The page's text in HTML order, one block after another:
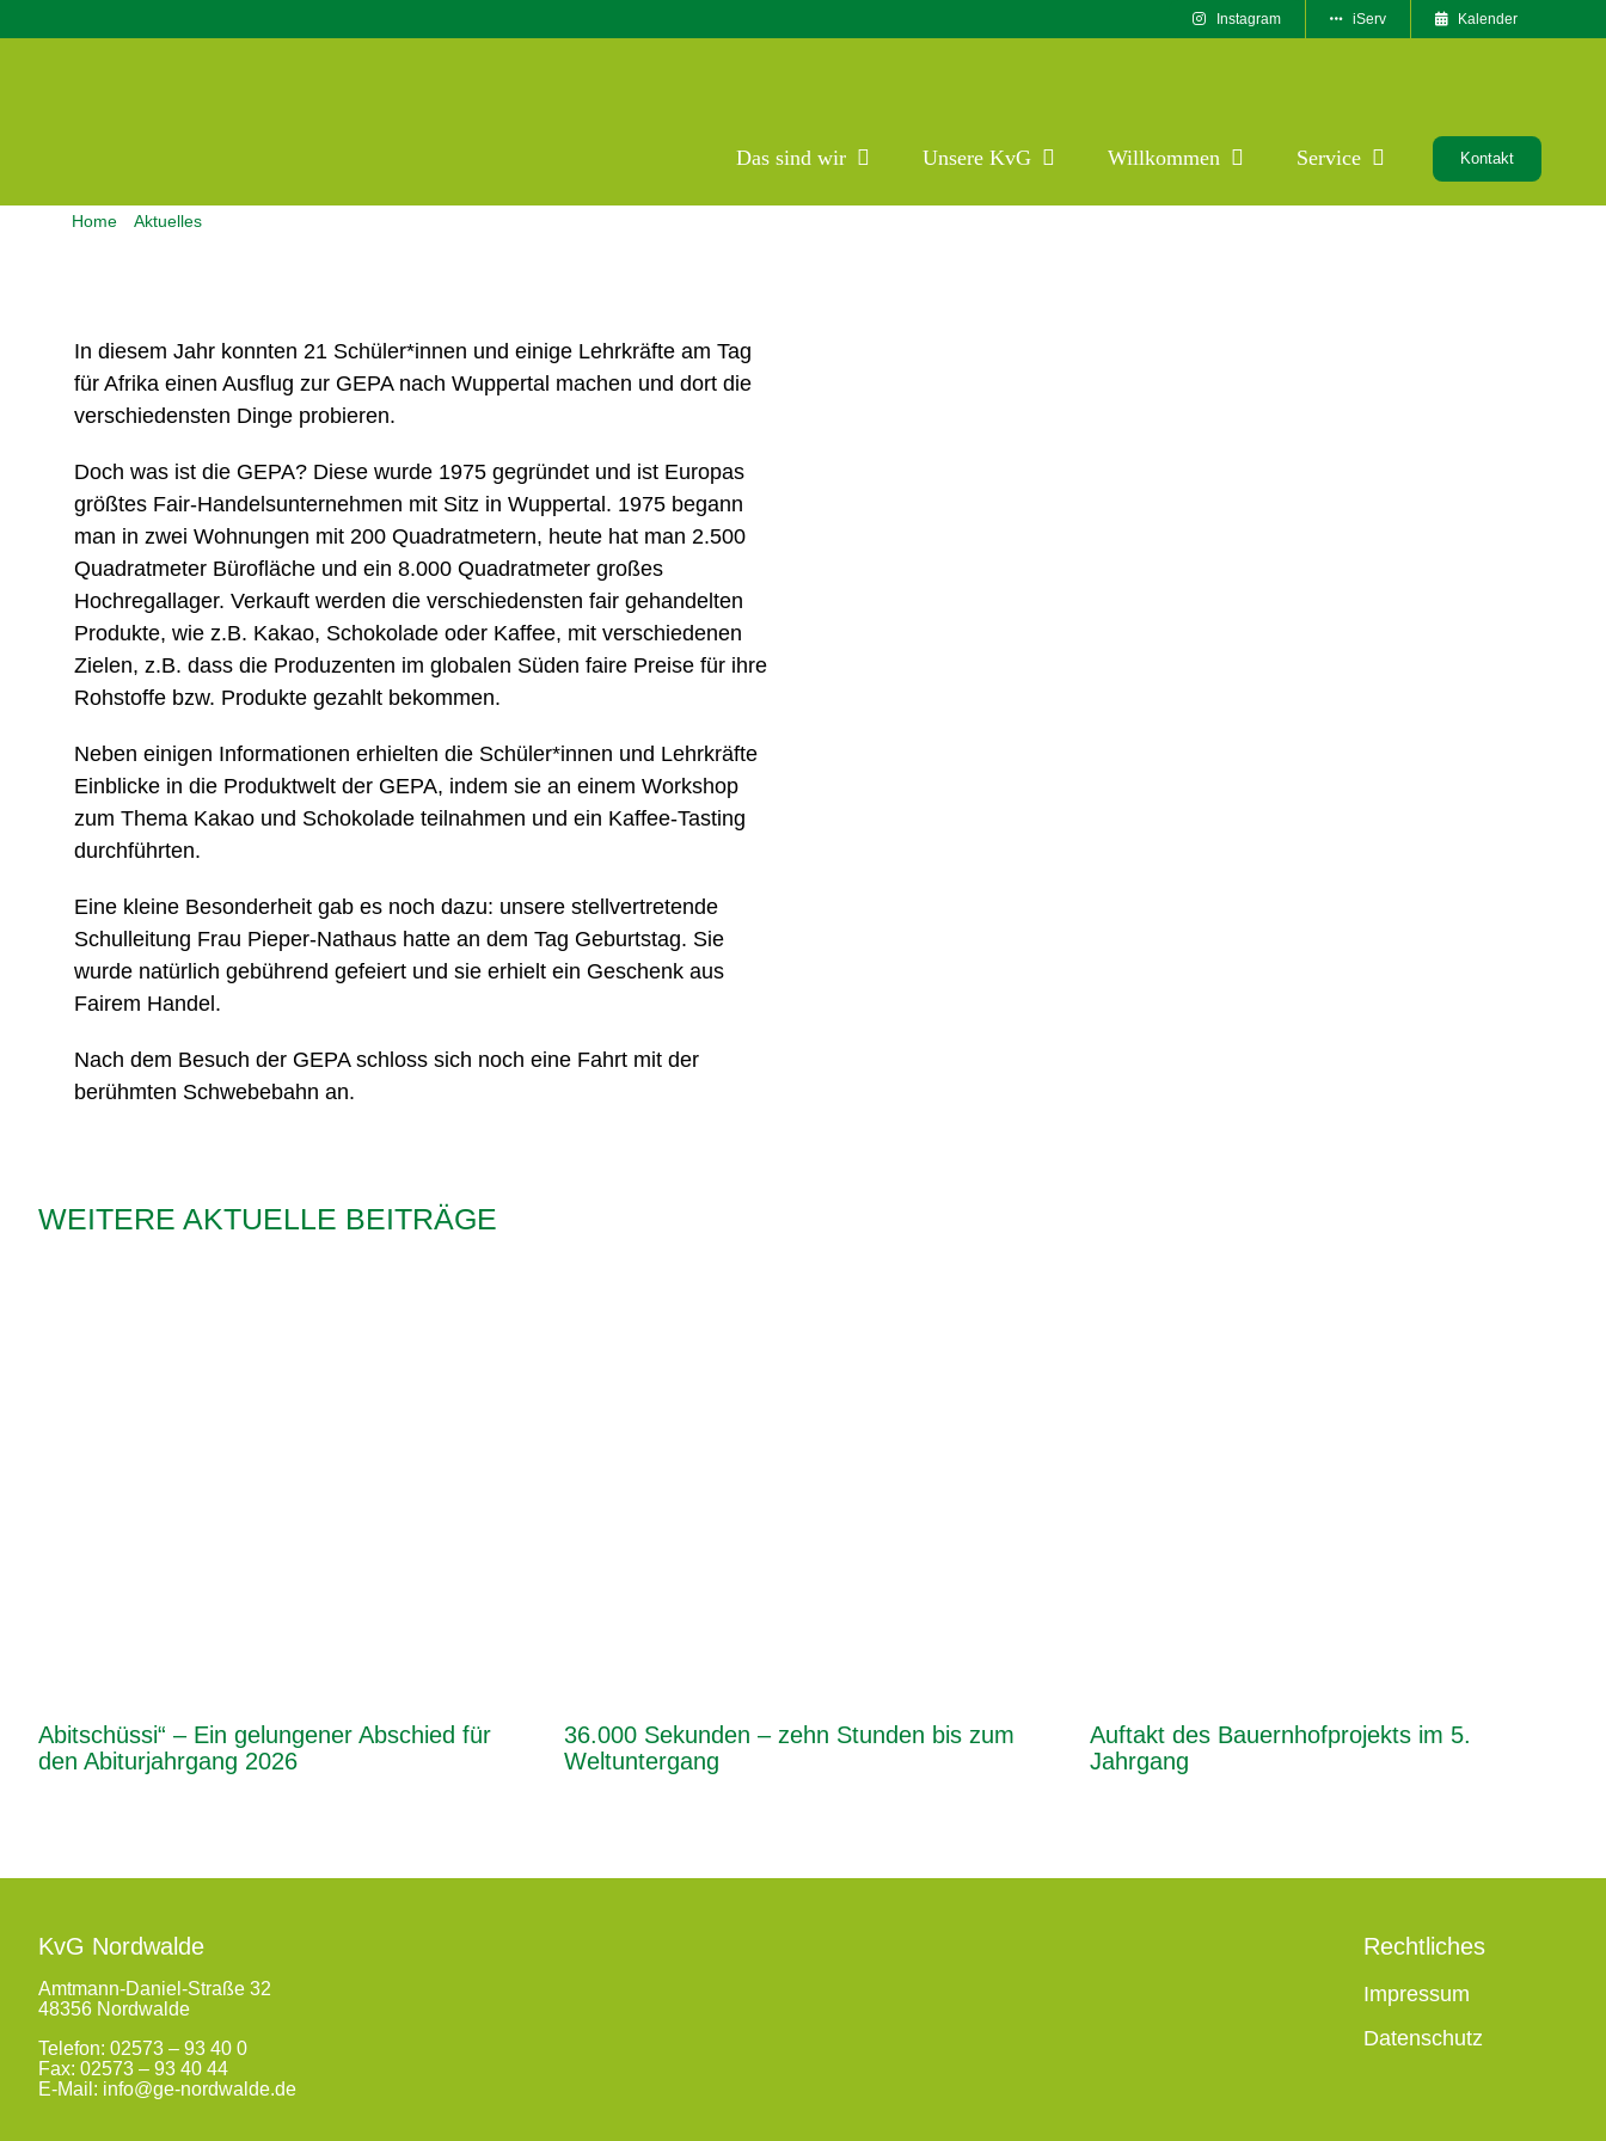
Instagram iServ Kalender
Das sind wir Unsere KvG Willkommen Service Kontakt
Home Aktuelles
In diesem Jahr konnten 21 Schüler*innen und einige Lehrkräfte am Tag
für Afrika einen Ausflug zur GEPA nach Wuppertal machen und dort die
verschiedensten Dinge probieren.
Doch was ist die GEPA? Diese wurde 1975 gegründet und ist Europas
größtes Fair-Handelsunternehmen mit Sitz in Wuppertal. 1975 begann
man in zwei Wohnungen mit 200 Quadratmetern, heute hat man 2.500
Quadratmeter Bürofläche und ein 8.000 Quadratmeter großes
Hochregallager. Verkauft werden die verschiedensten fair gehandelten
Produkte, wie z.B. Kakao, Schokolade oder Kaffee, mit verschiedenen
Zielen, z.B. dass die Produzenten im globalen Süden faire Preise für ihre
Rohstoffe bzw. Produkte gezahlt bekommen.
Neben einigen Informationen erhielten die Schüler*innen und Lehrkräfte
Einblicke in die Produktwelt der GEPA, indem sie an einem Workshop
zum Thema Kakao und Schokolade teilnahmen und ein Kaffee-Tasting
durchführten.
Eine kleine Besonderheit gab es noch dazu: unsere stellvertretende
Schulleitung Frau Pieper-Nathaus hatte an dem Tag Geburtstag. Sie
wurde natürlich gebührend gefeiert und sie erhielt ein Geschenk aus
Fairem Handel.
Nach dem Besuch der GEPA schloss sich noch eine Fahrt mit der
berühmten Schwebebahn an.
WEITERE AKTUELLE BEITRÄGE
Abitschüssi“ – Ein gelungener Abschied für
den Abiturjahrgang 2026
36.000 Sekunden – zehn Stunden bis zum
Weltuntergang
Auftakt des Bauernhofprojekts im 5.
Jahrgang
KvG Nordwalde
Amtmann-Daniel-Straße 32
48356 Nordwalde
Telefon: 02573 – 93 40 0
Fax: 02573 – 93 40 44
E-Mail: info@ge-nordwalde.de
Rechtliches
Impressum
Datenschutz